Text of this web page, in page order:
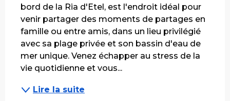
bord de la Ria d'Etel, est l'endroit idéal pour
venir partager des moments de partages en
famille ou entre amis, dans un lieu privilégié
avec sa plage privée et son bassin d'eau de
mer unique. Venez échapper au stress de la
vie quotidienne et vous...
Lire la suite